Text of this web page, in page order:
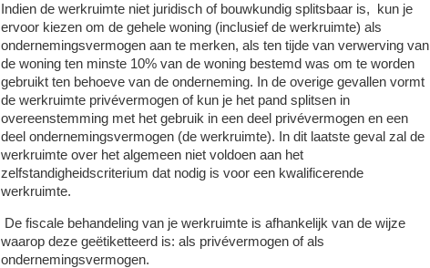
Indien de werkruimte niet juridisch of bouwkundig splitsbaar is, kun je
ervoor kiezen om de gehele woning (inclusief de werkruimte) als
ondernemingsvermogen aan te merken, als ten tijde van verwerving van
de woning ten minste 10% van de woning bestemd was om te worden
gebruikt ten behoeve van de onderneming. In de overige gevallen vormt
de werkruimte privévermogen of kun je het pand splitsen in
overeenstemming met het gebruik in een deel privévermogen en een
deel ondernemingsvermogen (de werkruimte). In dit laatste geval zal de
werkruimte over het algemeen niet voldoen aan het
zelfstandigheidscriterium dat nodig is voor een kwalificerende
werkruimte.
De fiscale behandeling van je werkruimte is afhankelijk van de wijze
waarop deze geëtiketteerd is: als privévermogen of als
ondernemingsvermogen.